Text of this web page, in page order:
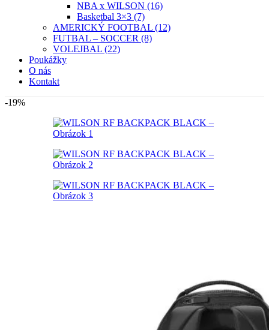
NBA x WILSON (16)
Basketbal 3×3 (7)
AMERICKÝ FOOTBAL (12)
FUTBAL – SOCCER (8)
VOLEJBAL (22)
Poukážky
O nás
Kontakt
-19%